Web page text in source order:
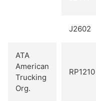
J2602
ATA
American
Trucking
Org.
RP1210